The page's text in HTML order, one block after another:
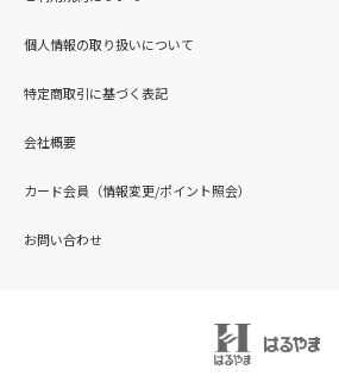
個人情報の取り扱いについて
特定商取引に基づく表記
会社概要
カード会員（情報変更/ポイント照会）
お問い合わせ